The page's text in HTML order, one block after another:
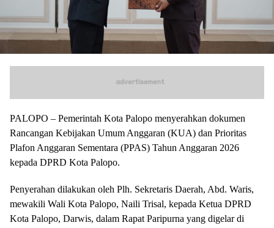
PALOPO – Pemerintah Kota Palopo menyerahkan dokumen
Rancangan Kebijakan Umum Anggaran (KUA) dan Prioritas
Plafon Anggaran Sementara (PPAS) Tahun Anggaran 2026
kepada DPRD Kota Palopo.
Penyerahan dilakukan oleh Plh. Sekretaris Daerah, Abd. Waris,
mewakili Wali Kota Palopo, Naili Trisal, kepada Ketua DPRD
Kota Palopo, Darwis, dalam Rapat Paripurna yang digelar di